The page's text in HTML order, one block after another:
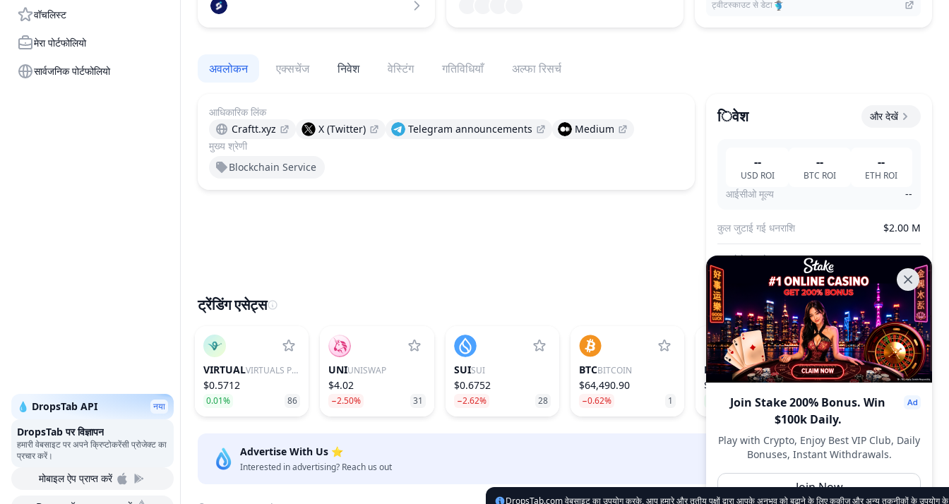
वॉचलिस्ट
मेरा पोर्टफोलियो
सार्वजनिक पोर्टफोलियो
💧 DropsTab API नया
DropsTab पर विज्ञापन
हमारी वेबसाइट पर अपने क्रिप्टोकरेंसी प्रोजेक्ट का
प्रचार करें।
मोबाइल ऐप प्राप्त करें
ट्वीटस्काउट से डेटा
अवलोकन एक्सचेंज निवेश वेस्टिंग गतिविधियाँ अल्फा रिसर्च
िवेश और देखें
--
USD ROI
--
BTC ROI
--
ETH ROI
आईसीओ मूल्य --
कुल जुटाई गई धनराशि $2.00 M
कुल बेचे गए टोकन --
मुख्य श्रेणी
Blockchain Service
आधिकारिक लिंक
Craftt.xyz
X (Twitter) Telegram announcements Medium
ट्रेंडिंग एसेट्स
VIRTUAL VIRTUALS PROTOCOL
$0.5712
0.01% 86
UNIUNISWAP
$4.02
−2.50% 31
SUISUI
$0.6752
−2.62% 28
BTCBITCOIN
$64,490.90
−0.62% 1
HFTHASHFLOW
$0.03612
100.33% 524
Advertise With Us ⭐️
Interested in advertising? Reach us out DropsTab.com
DropsTab.com वेबसाइट का उपयोग करके, आप हमारे और तृतीय पक्षों द्वारा आपके अनुभव को बढ़ाने के लिए कुकीज़ और अन्य तकनीकों के उपयोग
Join Stake 200% Bonus. Win
$100k Daily.
Play with Crypto, Enjoy Best VIP Club, Daily
Bonuses, Instant Withdrawals.
Join Now